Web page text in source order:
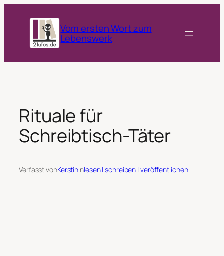
Vom ersten Wort zum
Lebenswerk
Rituale für
Schreibtisch-Täter
Verfasst vonKerstininlesen | schreiben | veröffentlichen